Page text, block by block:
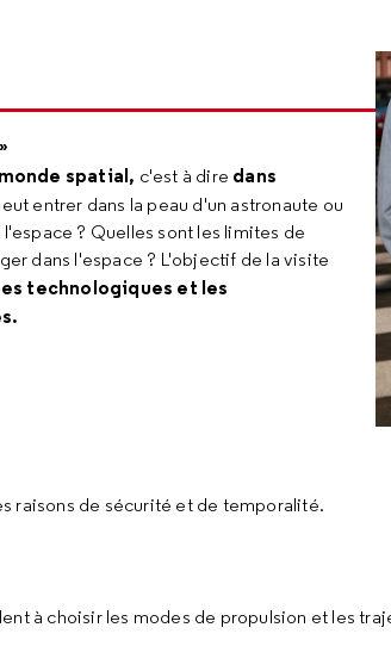
spatial, c'est à dire dans
entrer dans la peau d'un astronaute ou
? Quelles sont les limites de
dans l'espace ? L'objectif de la visite
technologiques et les
raisons de sécurité et de temporalité.
à choisir les modes de propulsion et les